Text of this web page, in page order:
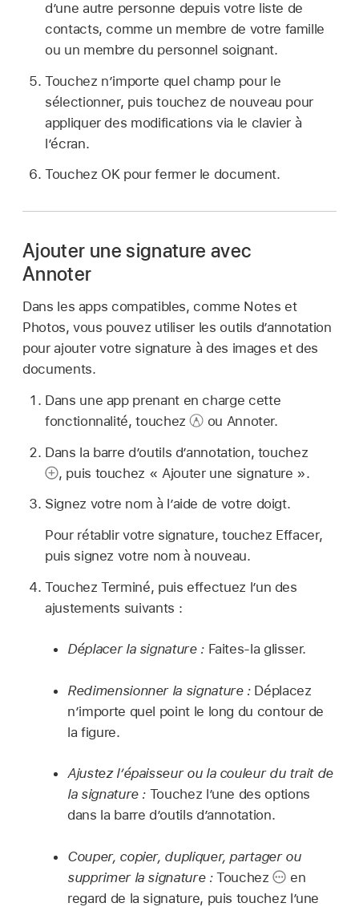
d’une autre personne depuis votre liste de
contacts, comme un membre de votre famille
ou un membre du personnel soignant.
Touchez n’importe quel champ pour le
sélectionner, puis touchez de nouveau pour
appliquer des modifications via le clavier à
l’écran.
Touchez OK pour fermer le document.
Ajouter une signature avec
Annoter
Dans les apps compatibles, comme Notes et
Photos, vous pouvez utiliser les outils d’annotation
pour ajouter votre signature à des images et des
documents.
Dans une app prenant en charge cette
fonctionnalité, touchez
ou Annoter.
Dans la barre d’outils d’annotation, touchez
, puis touchez « Ajouter une signature ».
Signez votre nom à l’aide de votre doigt.
Pour rétablir votre signature, touchez Effacer,
puis signez votre nom à nouveau.
Touchez Terminé, puis effectuez l’un des
ajustements suivants :
Déplacer la signature : Faites-la glisser.
Redimensionner la signature : Déplacez
n’importe quel point le long du contour de
la figure.
Ajustez l’épaisseur ou la couleur du trait de
la signature : Touchez l’une des options
dans la barre d’outils d’annotation.
Couper, copier, dupliquer, partager ou
supprimer la signature :Touchez
en
regard de la signature, puis touchez l’une